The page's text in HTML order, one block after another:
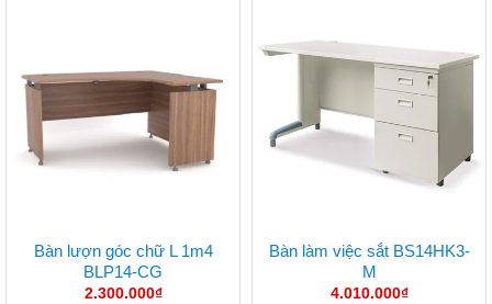
Bàn lượn góc chữ L 1m4
BLP14-CG
2.300.000₫
Bàn làm việc sắt BS14HK3-
M
4.010.000₫